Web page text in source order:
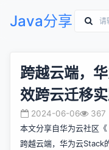
Java分享
跨越云端，
效跨云迁移
2024-06-06 367
本文分享自华为云社区《
跨越云端，华为云Stack